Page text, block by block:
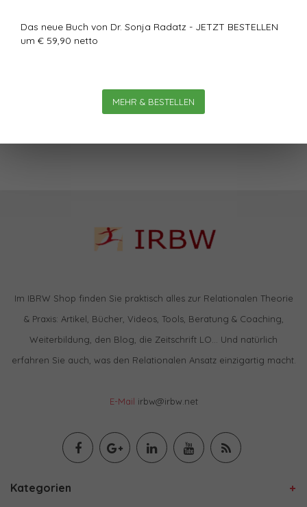
Das neue Buch von Dr. Sonja Radatz - JETZT BESTELLEN
um € 59,90 netto
MEHR & BESTELLEN
Im IBRW Shop finden Sie praktisch alles zur Relationalen Theorie
& Praxis: Artikel, Bücher, Videos, Tools, Beratung & Coaching,
Weiterbildung, den Blog, die Zeitschrift LO… Und natürlich
erfahren Sie auch, was den Relationalen Ansatz einzigartig macht.
E-Mail irbw@irbw.net
Kategorien